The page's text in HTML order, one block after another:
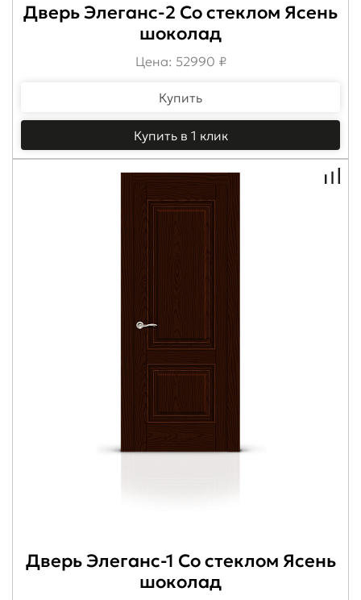
Дверь Элеганс-2 Со стеклом Ясень
шоколад
Цена: 52990 ₽
Купить
Купить в 1 клик
Дверь Элеганс-1 Со стеклом Ясень
шоколад